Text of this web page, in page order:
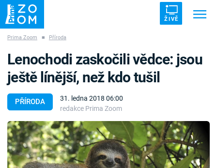
ŽIVĚ
ZÁHADY VETŘELCI DÁVNOVĚKU
Témata
Témata
Prima Zoom ■ Příroda
PŘÍRODA
31. ledna 2018 06:00
redakce Prima Zoom
Lenochodi zaskočili vědce: jsou
ještě línější, než kdo tušil